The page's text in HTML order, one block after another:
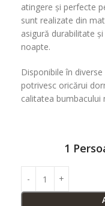
atingere și perfecte
sunt realizate din
asigură durabilitate
noapte.
Disponibile în
potrivesc oricărui
calitatea
1